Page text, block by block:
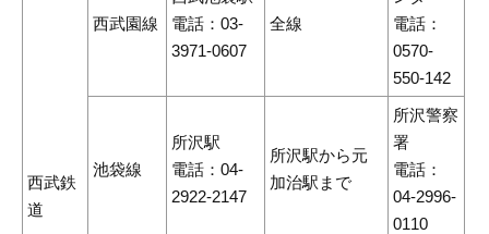
西武鉄
道
西武園線
電話：03-
3971-0607
全線
電話：
0570-
550-142
池袋線
所沢駅
電話：04-
2922-2147
所沢駅から元
加治駅まで
所沢警察
署
電話：
04-2996-
0110